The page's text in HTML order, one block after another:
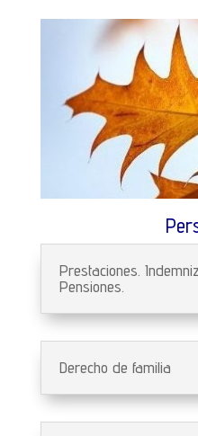
Prestaciones.
Pensiones.
Derecho de familia